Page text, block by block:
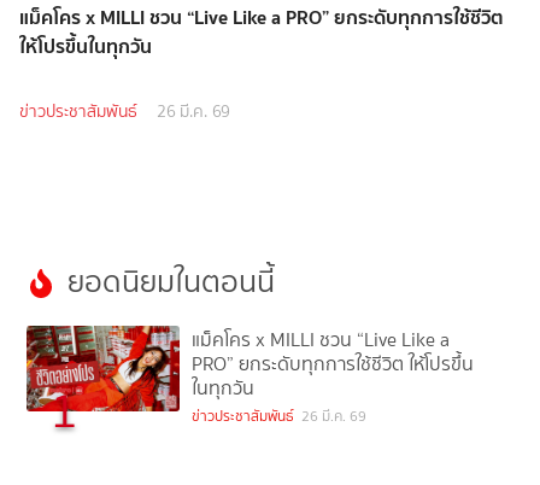
แม็คโคร x MILLI ชวน “Live Like a PRO” ยกระดับทุกการใช้ชีวิต
ให้โปรขึ้นในทุกวัน
ข่าวประชาสัมพันธ์ 26 มี.ค. 69
ยอดนิยมในตอนนี้
1
แม็คโคร x MILLI ชวน “Live Like a
PRO” ยกระดับทุกการใช้ชีวิต ให้โปรขึ้น
ในทุกวัน
ข่าวประชาสัมพันธ์ 26 มี.ค. 69